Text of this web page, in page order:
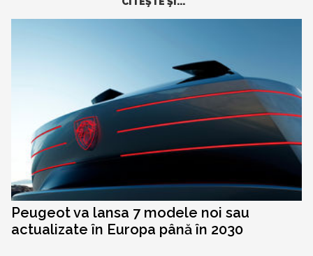
Peugeot va lansa 7 modele noi sau
actualizate în Europa până în 2030